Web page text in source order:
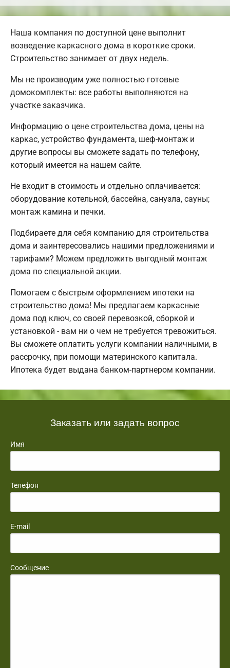
Наша компания по доступной цене выполнит
возведение каркасного дома в короткие сроки.
Строительство занимает от двух недель.
Мы не производим уже полностью готовые
домокомплекты: все работы выполняются на
участке заказчика.
Информацию о цене строительства дома, цены на
каркас, устройство фундамента, шеф-монтаж и
другие вопросы вы сможете задать по телефону,
который имеется на нашем сайте.
Не входит в стоимость и отдельно оплачивается:
оборудование котельной, бассейна, санузла, сауны;
монтаж камина и печки.
Подбираете для себя компанию для строительства
дома и заинтересовались нашими предложениями и
тарифами? Можем предложить выгодный монтаж
дома по специальной акции.
Помогаем с быстрым оформлением ипотеки на
строительство дома! Мы предлагаем каркасные
дома под ключ, со своей перевозкой, сборкой и
установкой - вам ни о чем не требуется тревожиться.
Вы сможете оплатить услуги компании наличными, в
рассрочку, при помощи материнского капитала.
Ипотека будет выдана банком-партнером компании.
Заказать или задать вопрос
Имя
Телефон
E-mail
Сообщение